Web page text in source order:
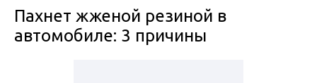
Пахнет жженой резиной в
автомобиле: 3 причины